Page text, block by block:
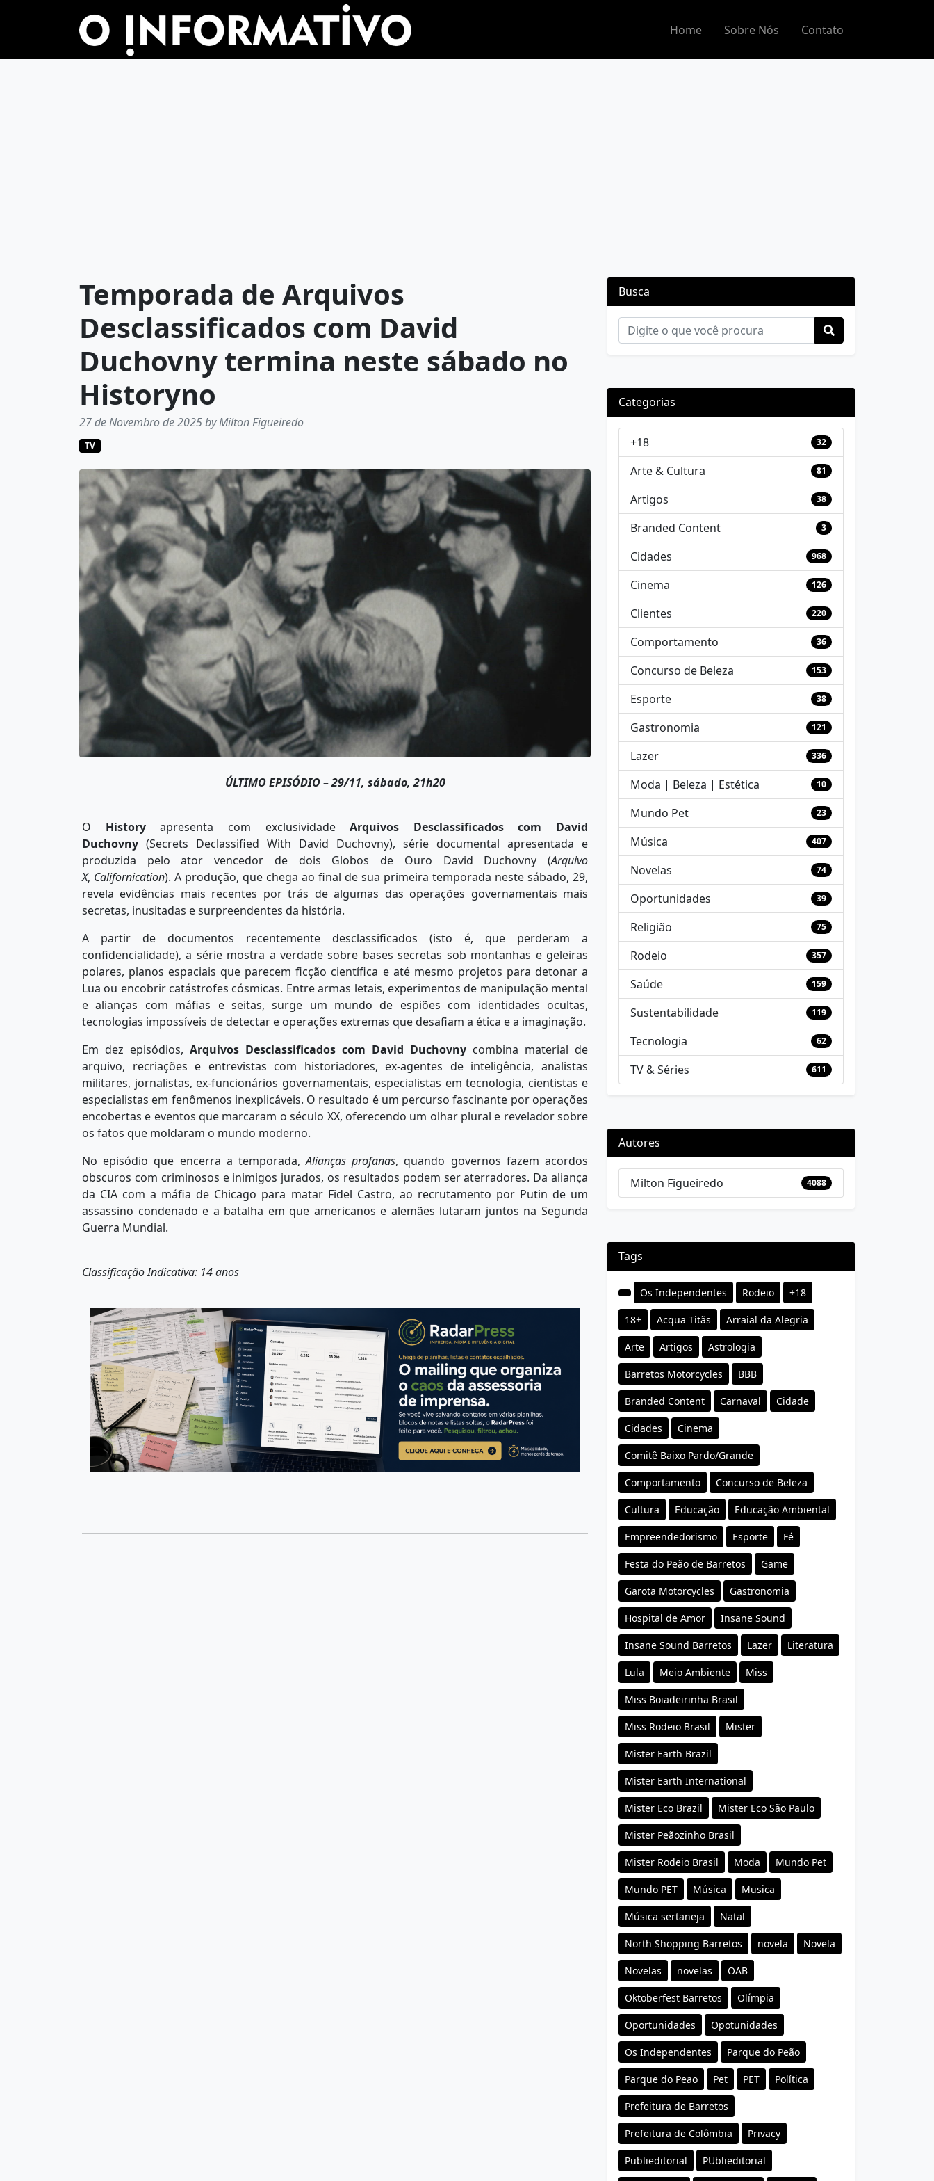
Home Sobre Nós Contato
Temporada de Arquivos
Desclassificados com David
Duchovny termina neste sábado no
Historyno
27 de Novembro de 2025 by Milton Figueiredo
TV
ÚLTIMO EPISÓDIO – 29/11, sábado, 21h20
O Historyapresenta com exclusividadeArquivos Desclassificados com David
Duchovny (Secrets Declassified With David Duchovny), série documental apresentada e
produzida pelo ator vencedor de dois Globos de Ouro David Duchovny (Arquivo
X, Californication). A produção, que chega ao final de sua primeira temporada neste sábado, 29,
revela evidências mais recentes por trás de algumas das operações governamentais mais
secretas, inusitadas e surpreendentes da história.
A partir de documentos recentemente desclassificados (isto é, que perderam a
confidencialidade), a série mostra a verdade sobre bases secretas sob montanhas e geleiras
polares, planos espaciais que parecem ficção científica e até mesmo projetos para detonar a
Lua ou encobrir catástrofes cósmicas. Entre armas letais, experimentos de manipulação mental
e alianças com máfias e seitas, surge um mundo de espiões com identidades ocultas,
tecnologias impossíveis de detectar e operações extremas que desafiam a ética e a imaginação.
Em dez episódios, Arquivos Desclassificados com David Duchovny combina material de
arquivo, recriações e entrevistas com historiadores, ex-agentes de inteligência, analistas
militares, jornalistas, ex-funcionários governamentais, especialistas em tecnologia, cientistas e
especialistas em fenômenos inexplicáveis. O resultado é um percurso fascinante por operações
encobertas e eventos que marcaram o século XX, oferecendo um olhar plural e revelador sobre
os fatos que moldaram o mundo moderno.
No episódio que encerra a temporada,Alianças profanas, quando governos fazem acordos
obscuros com criminosos e inimigos jurados, os resultados podem ser aterradores. Da aliança
da CIA com a máfia de Chicago para matar Fidel Castro, ao recrutamento por Putin de um
assassino condenado e a batalha em que americanos e alemães lutaram juntos na Segunda
Guerra Mundial.
Classificação Indicativa: 14 anos
Busca
Categorias
+18 32
Arte & Cultura 81
Artigos 38
Branded Content 3
Cidades 968
Cinema 126
Clientes 220
Comportamento 36
Concurso de Beleza 153
Esporte 38
Gastronomia 121
Lazer 336
Moda | Beleza | Estética 10
Mundo Pet 23
Música 407
Novelas 74
Oportunidades 39
Religião 75
Rodeio 357
Saúde 159
Sustentabilidade 119
Tecnologia 62
TV & Séries 611
Autores
Milton Figueiredo 4088
Tags
Os Independentes Rodeio +18
18+ Acqua Titãs Arraial da Alegria
Arte Artigos Astrologia
Barretos Motorcycles BBB
Branded Content Carnaval Cidade
Cidades Cinema
Comitê Baixo Pardo/Grande
Comportamento Concurso de Beleza
Cultura Educação Educação Ambiental
Empreendedorismo Esporte Fé
Festa do Peão de Barretos Game
Garota Motorcycles Gastronomia
Hospital de Amor Insane Sound
Insane Sound Barretos Lazer Literatura
Lula Meio Ambiente Miss
Miss Boiadeirinha Brasil
Miss Rodeio Brasil Mister
Mister Earth Brazil
Mister Earth International
Mister Eco Brazil Mister Eco São Paulo
Mister Peãozinho Brasil
Mister Rodeio Brasil Moda Mundo Pet
Mundo PET Música Musica
Música sertaneja Natal
North Shopping Barretos novela Novela
Novelas novelas OAB
Oktoberfest Barretos Olímpia
Oportunidades Opotunidades
Os Independentes Parque do Peão
Parque do Peao Pet PET Política
Prefeitura de Barretos
Prefeitura de Colômbia Privacy
Publieditorial PUblieditorial